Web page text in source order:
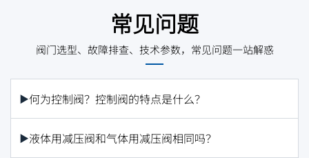
常见问题
阀门选型、故障排查、技术参数，常见问题一站解惑
何为控制阀？控制阀的特点是什么？
液体用减压阀和气体用减压阀相同吗？